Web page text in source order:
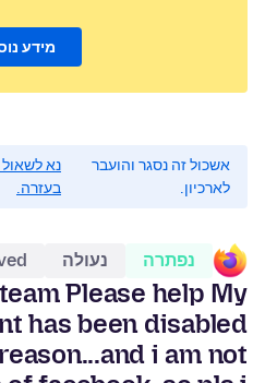
מידע
אשכול זה נסגר והועבר
לארכיון.
נא
בעזרה.
נפתרה נעולה
Please help My
has been disabled
i am not